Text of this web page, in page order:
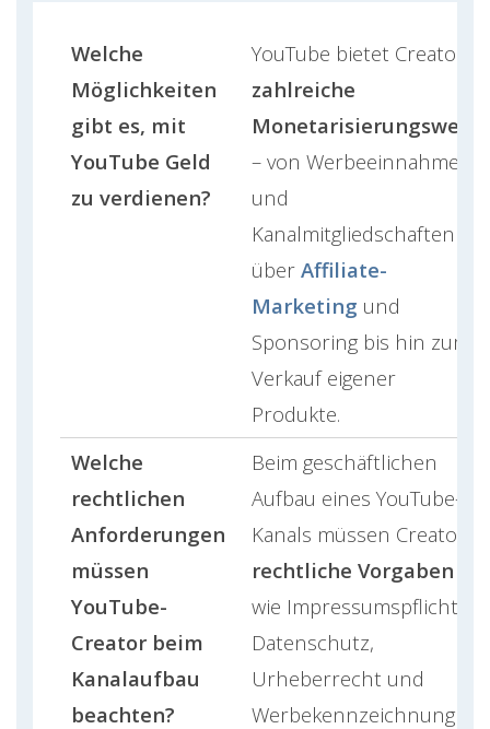
Welche
Möglichkeiten
gibt es, mit
YouTube Geld
zu verdienen?
YouTube bietet Creatorn
zahlreiche
Monetarisierungswege
– von Werbeeinnahmen
und
Kanalmitgliedschaften
über Affiliate-
Marketing und
Sponsoring bis hin zum
Verkauf eigener
Produkte.
Welche
rechtlichen
Anforderungen
müssen
YouTube-
Creator beim
Kanalaufbau
beachten?
Beim geschäftlichen
Aufbau eines YouTube-
Kanals müssen Creator
rechtliche Vorgaben
wie Impressumspflicht,
Datenschutz,
Urheberrecht und
Werbekennzeichnung